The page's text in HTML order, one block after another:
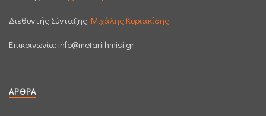
Διεθυντής Σύνταξης: Μιχάλης Κυριακίδης
Επικοινωνία: info@metarithmisi.gr
ΆΡΘΡΑ